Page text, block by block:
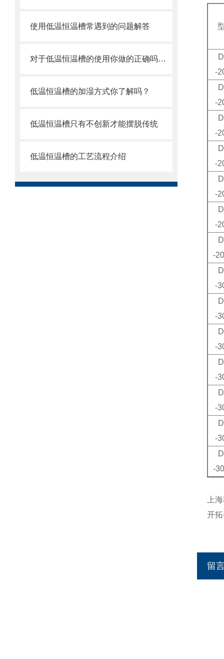
使用低温恒温槽常遇到的问题解答
对于低温恒温槽的使用你做的正确吗？看这里
低温恒温槽的加湿方式你了解吗？
低温恒温槽只有不创新才能摆脱传统
低温恒温槽的工艺流程介绍
-
-
-
-
-
-
-
-
-
-
-
-
-
-
上
开
留